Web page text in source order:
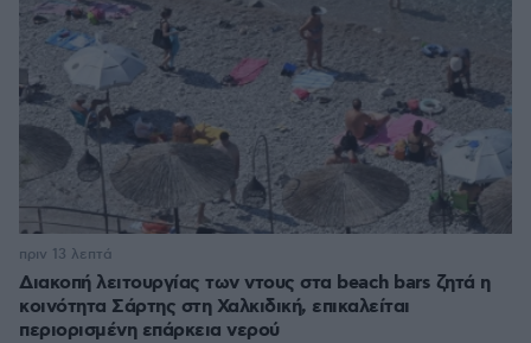
Διακοπή λειτουργίας των ντους στα beach bars ζητά η
κοινότητα Σάρτης στη Χαλκιδική, επικαλείται
περιορισμένη επάρκεια νερού
πριν 13 λεπτά